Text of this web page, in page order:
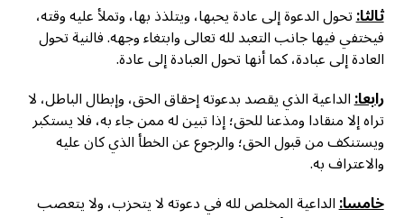
ثالثا:تحول الدعوة إلى عادة يحبها، ويتلذذ بها، وتملأ عليه وقته،
فيختفي فيها جانب التعبد لله تعالى وابتغاء وجهه. فالنية تحول
العادة إلى عبادة، كما أنها تحول العبادة إلى عادة.
رابعا:الداعية الذي يقصد بدعوته إحقاق الحق، وإبطال الباطل، لا
تراه إلا منقادا ومذعنا للحق؛ إذا تبين له ممن جاء به، فلا يستكبر
ويستنكف من قبول الحق؛ والرجوع عن الخطأ الذي كان عليه
والاعتراف به.
خامسا:الداعية المخلص لله في دعوته لا يتحزب، ولا يتعصب